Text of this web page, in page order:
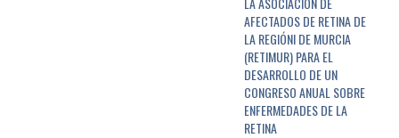
AFECTADOS DE RETINA DE
LA REGIÓNI DE MURCIA
(RETIMUR) PARA EL
DESARROLLO DE UN
CONGRESO ANUAL SOBRE
ENFERMEDADES DE LA
RETINA